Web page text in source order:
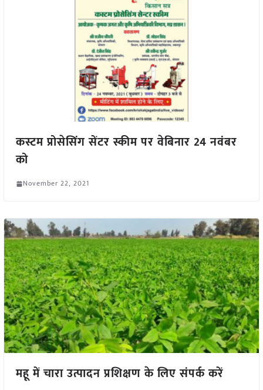
कस्टम प्रोसेसिंग सेंटर स्कीम पर वेबिनार 24 नवंबर
को
November 22, 2021
महू में चारा उत्पादन प्रशिक्षण के लिए संपर्क करें